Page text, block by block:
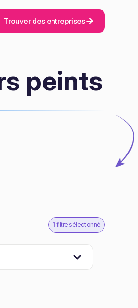
Trouver des entreprises
peints
1 filtre sélectionné